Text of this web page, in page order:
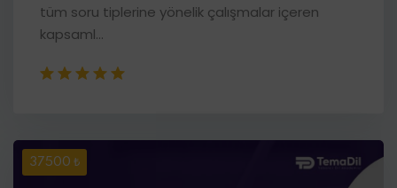
tüm soru tiplerine yönelik çalışmalar içeren
kapsaml...
37500 ₺